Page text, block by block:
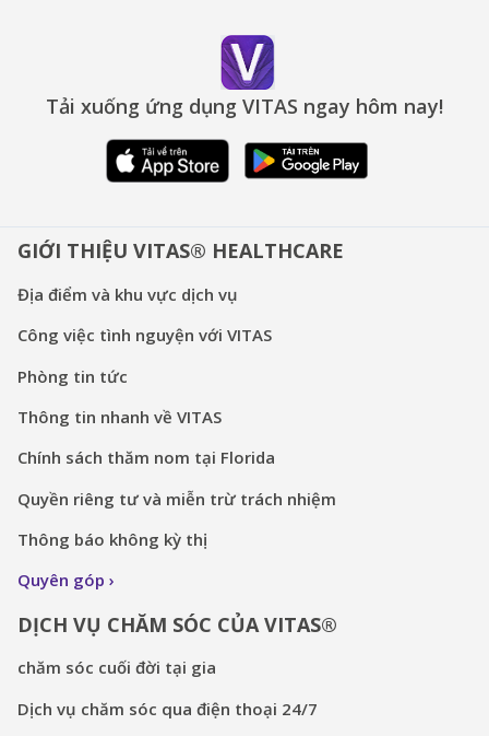
Tải xuống ứng dụng VITAS ngay hôm nay!
GIỚI THIỆU VITAS® HEALTHCARE
Địa điểm và khu vực dịch vụ
Công việc tình nguyện với VITAS
Phòng tin tức
Thông tin nhanh về VITAS
Chính sách thăm nom tại Florida
Quyền riêng tư và miễn trừ trách nhiệm
Thông báo không kỳ thị
Quyên góp
DỊCH VỤ CHĂM SÓC CỦA VITAS®
chăm sóc cuối đời tại gia
Dịch vụ chăm sóc qua điện thoại 24/7